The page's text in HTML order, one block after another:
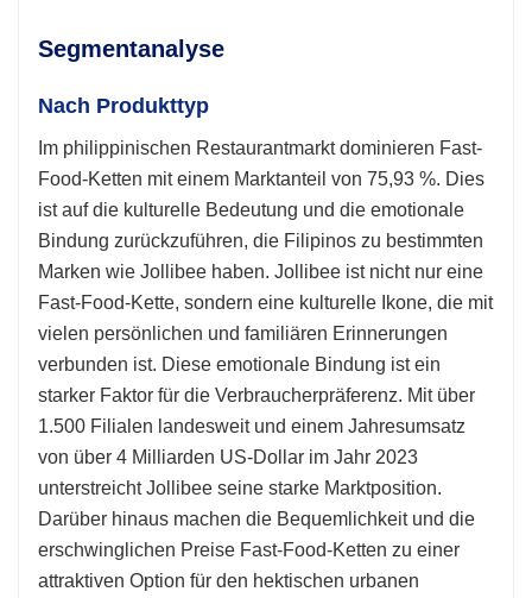
Segmentanalyse
Nach Produkttyp
Im philippinischen Restaurantmarkt dominieren Fast-
Food-Ketten mit einem Marktanteil von 75,93 %. Dies
ist auf die kulturelle Bedeutung und die emotionale
Bindung zurückzuführen, die Filipinos zu bestimmten
Marken wie Jollibee haben. Jollibee ist nicht nur eine
Fast-Food-Kette, sondern eine kulturelle Ikone, die mit
vielen persönlichen und familiären Erinnerungen
verbunden ist. Diese emotionale Bindung ist ein
starker Faktor für die Verbraucherpräferenz. Mit über
1.500 Filialen landesweit und einem Jahresumsatz
von über 4 Milliarden US-Dollar im Jahr 2023
unterstreicht Jollibee seine starke Marktposition.
Darüber hinaus machen die Bequemlichkeit und die
erschwinglichen Preise Fast-Food-Ketten zu einer
attraktiven Option für den hektischen urbanen